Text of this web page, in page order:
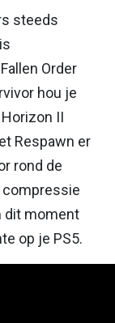
steeds
Order
hou je
II
Respawn er
rond de
compressie
dit moment
op je PS5.